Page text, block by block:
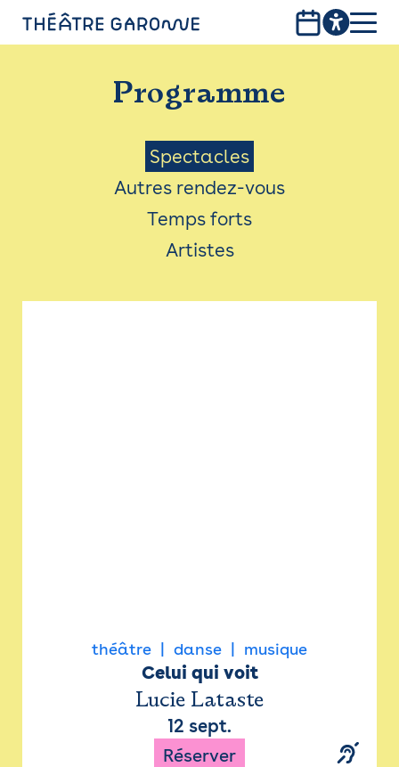
PROGRAMME
INFOS PRATIQUES
AVEC LES PUBLICS
ACCESSIBILITÉ
LES PRODUCTIONS
Programme
Menu
Saison
Spectacles
Autres rendez-vous
Temps forts
Artistes
théâtre danse musique
Celui qui voit
Lucie Lataste
12 sept.
Réserver